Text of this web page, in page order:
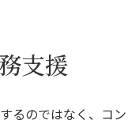
支援
るのではなく、コン